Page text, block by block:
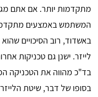
מתקדמות יותר. אם אתם
המשתמש באמצעים
באשדוד, רוב הסיכויים
לייזר. ישנן גם טכניקות
בד"כ מהווה את הטכניקה
בסופו של דבר, שיטת